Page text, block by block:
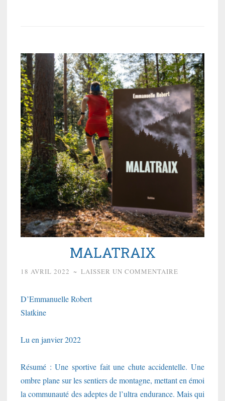
MALATRAIX
18 AVRIL 2022 ~ LAISSER UN COMMENTAIRE
D’Emmanuelle Robert
Slatkine
Lu en janvier 2022
Résumé : Une sportive fait une chute accidentelle. Une
ombre plane sur les sentiers de montagne, mettant en émoi
la communauté des adeptes de l’ultra endurance. Mais qui